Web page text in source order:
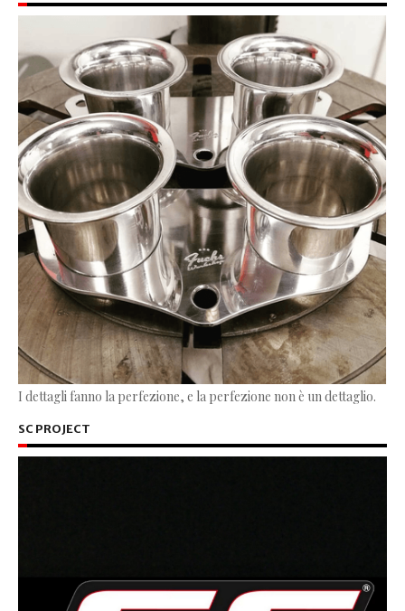
I dettagli fanno la perfezione, e la perfezione non è un dettaglio.
SC PROJECT